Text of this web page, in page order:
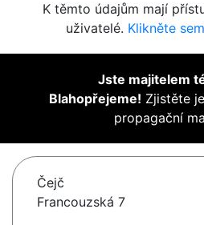
K těmto údajům mají
uživatelé. Klikněte
Jste majitelem
Blahopřejeme! Zjistěte
propagační
Čejč
Francouzská 7